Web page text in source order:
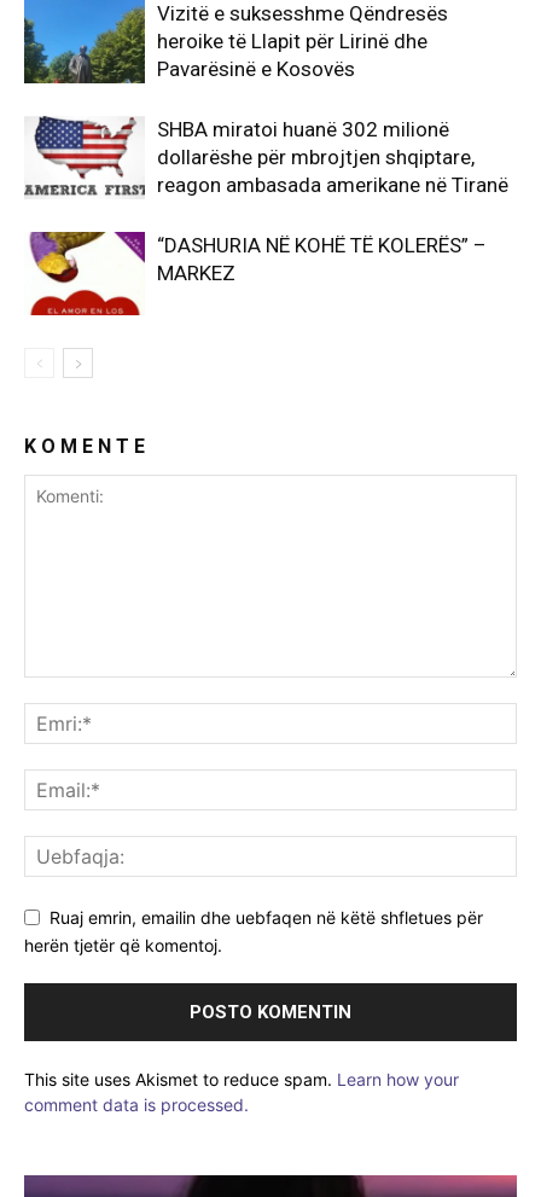
Vizitë e suksesshme Qëndresës
heroike të Llapit për Lirinë dhe
Pavarësinë e Kosovës
SHBA miratoi huanë 302 milionë
dollarëshe për mbrojtjen shqiptare,
reagon ambasada amerikane në Tiranë
“DASHURIA NË KOHË TË KOLERËS” –
MARKEZ
K O M E N T E
Ruaj emrin, emailin dhe uebfaqen në këtë shfletues për
herën tjetër që komentoj.
This site uses Akismet to reduce spam. Learn how your
comment data is processed.